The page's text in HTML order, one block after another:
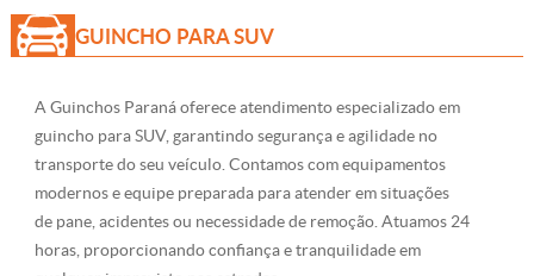
GUINCHO PARA SUV
A Guinchos Paraná oferece atendimento especializado em
guincho para SUV, garantindo segurança e agilidade no
transporte do seu veículo. Contamos com equipamentos
modernos e equipe preparada para atender em situações
de pane, acidentes ou necessidade de remoção. Atuamos 24
horas, proporcionando confiança e tranquilidade em